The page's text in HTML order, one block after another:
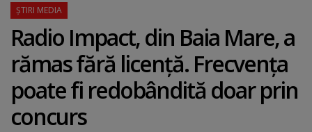
content
Radio Impact, din Baia Mare, a
rămas fără licenţă. Frecvenţa
poate fi redobândită doar prin
concurs